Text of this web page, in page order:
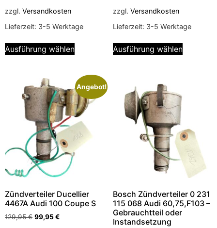
zzgl. Versandkosten
Lieferzeit: 3-5 Werktage
Ausführung wählen
zzgl. Versandkosten
Lieferzeit: 3-5 Werktage
Ausführung wählen
Angebot!
Zündverteiler Ducellier
4467A Audi 100 Coupe S
129,95€ 99,95€
Bosch Zündverteiler 0 231
115 068 Audi 60,75,F103 –
Gebrauchtteil oder
Instandsetzung